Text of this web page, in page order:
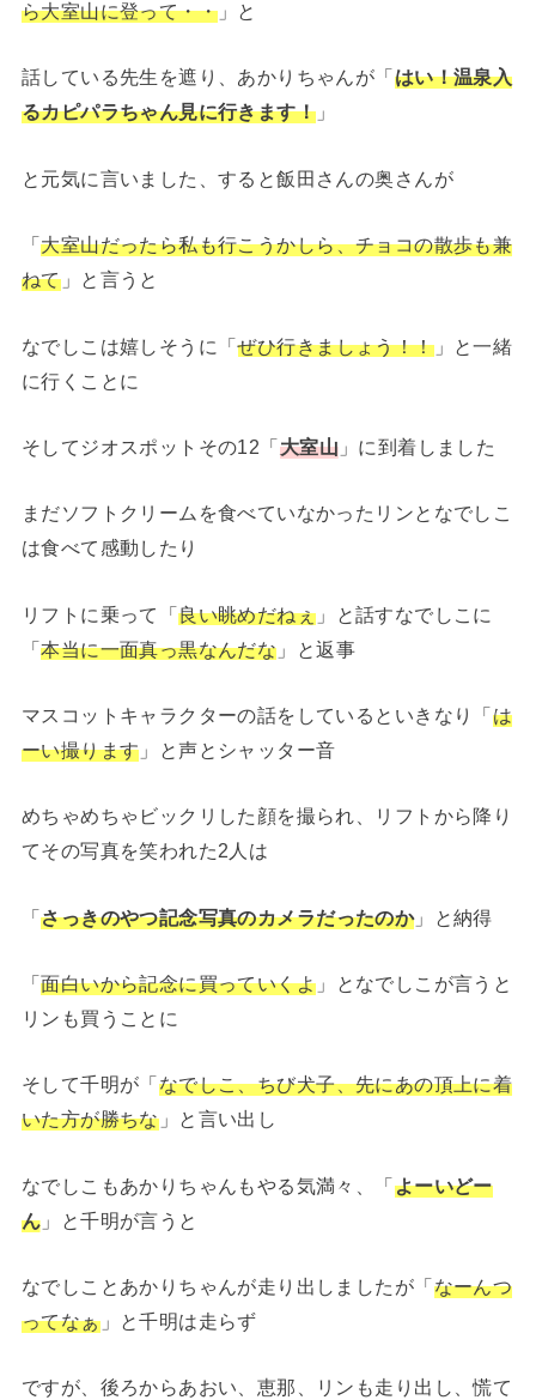
ら大室山に登って・・ 」と
話している先生を遮り、あかりちゃんが「 はい！温泉入
るカピパラちゃん見に行きます！ 」
と元気に言いました、すると飯田さんの奥さんが
「大室山だったら私も行こうかしら、チョコの散歩も兼
ねて」と言うと
なでしこは嬉しそうに「ぜひ行きましょう！！」と一緒
に行くことに
そしてジオスポットその12「大室山」に到着しました
まだソフトクリームを食べていなかったリンとなでしこ
は食べて感動したり
リフトに乗って「良い眺めだねぇ 」と話すなでしこに
「本当に一面真っ黒なんだな 」と返事
マスコットキャラクターの話をしているといきなり「は
ーい撮ります 」と声とシャッター音
めちゃめちゃビックリした顔を撮られ、リフトから降り
てその写真を笑われた2人は
「さっきのやつ記念写真のカメラだったのか」と納得
「面白いから記念に買っていくよ 」となでしこが言うと
リンも買うことに
そして千明が「 なでしこ、ちび犬子、先にあの頂上に着
いた方が勝ちな」と言い出し
なでしこもあかりちゃんもやる気満々、「よーいどー
ん 」と千明が言うと
なでしことあかりちゃんが走り出しましたが「なーんつ
ってなぁ」と千明は走らず
ですが、後ろからあおい、恵那、リンも走り出し、慌て